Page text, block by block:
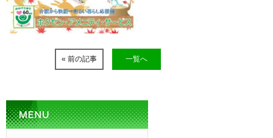
« 前の記事 一覧へ